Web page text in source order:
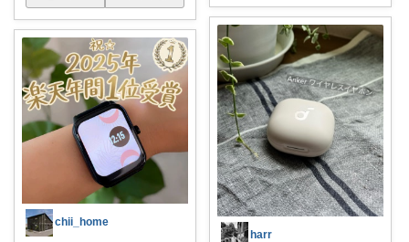
chii_home
harr